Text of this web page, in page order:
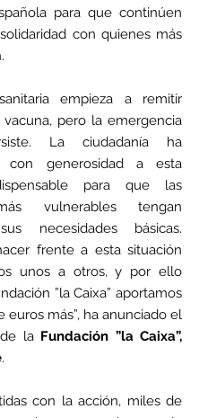
para que continúen
con quienes más
empieza a remitir
vacuna, pero la emergencia
La ciudadanía ha
con generosidad a esta
para que las
vulnerables tengan
necesidades básicas.
frente a esta situación
unos a otros, y por ello
”la Caixa” aportamos
euros más”, ha anunciado el
la Fundación ”la Caixa”,
.
con la acción, miles de